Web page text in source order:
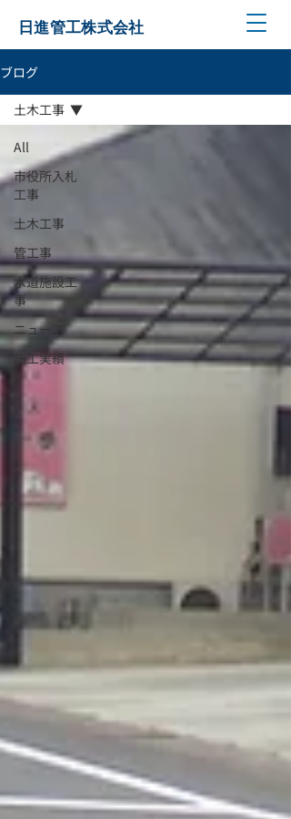
日進管工株式会社
ブログ
All
市役所入札
工事
土木工事
管工事
水道施設工
事
ニュース
施工実績
土木工事